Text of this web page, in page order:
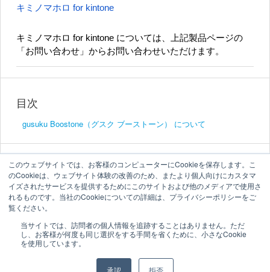
このウェブサイトでは、お客様のコンピューターにCookieを保存します。こ
のCookieは、ウェブサイト体験の改善のため、またより個人向けにカスタマ
イズされたサービスを提供するためにこのサイトおよび他のメディアで使用さ
れるものです。当社のCookieについての詳細は、プライバシーポリシーをご
覧ください。
当サイトでは、訪問者の個人情報を追跡することはありません。ただ
し、お客様が何度も同じ選択をする手間を省くために、小さなCookie
を使用しています。
承認 拒否
キミノマホロ for kintone
キミノマホロ for kintone については、上記製品ページの
「お問い合わせ」からお問い合わせいただけます。
目次
gusuku Boostone（グスク ブーストーン） について